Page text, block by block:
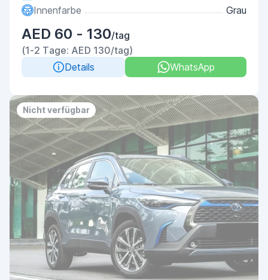
Innenfarbe
Grau
AED 60 - 130/tag
(1-2 Tage: AED 130/tag)
Details
WhatsApp
Nicht verfügbar